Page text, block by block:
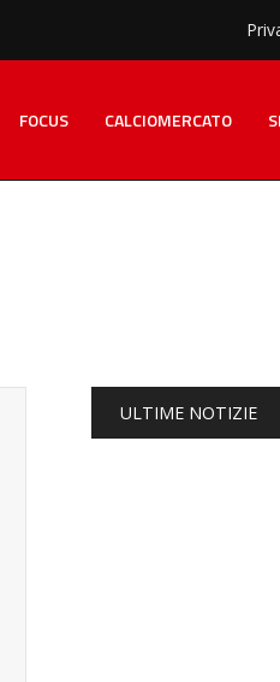
FOCUS CALCIOMERCATO
ULTIME NOTIZIE